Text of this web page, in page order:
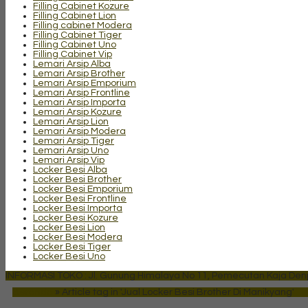
Filling Cabinet Kozure
Filling Cabinet Lion
Filling cabinet Modera
Filling Cabinet Tiger
Filling Cabinet Uno
Filling Cabinet Vip
Lemari Arsip Alba
Lemari Arsip Brother
Lemari Arsip Emporium
Lemari Arsip Frontline
Lemari Arsip Importa
Lemari Arsip Kozure
Lemari Arsip Lion
Lemari Arsip Modera
Lemari Arsip Tiger
Lemari Arsip Uno
Lemari Arsip Vip
Locker Besi Alba
Locker Besi Brother
Locker Besi Emporium
Locker Besi Frontline
Locker Besi Importa
Locker Besi Kozure
Locker Besi Lion
Locker Besi Modera
Locker Besi Tiger
Locker Besi Uno
INFORMASI TOKO : Jl. Gunung Himalaya No 11, Pemecutan Kaja
» Article tag in 'Jual Locker Besi Brother Di Manikyang'